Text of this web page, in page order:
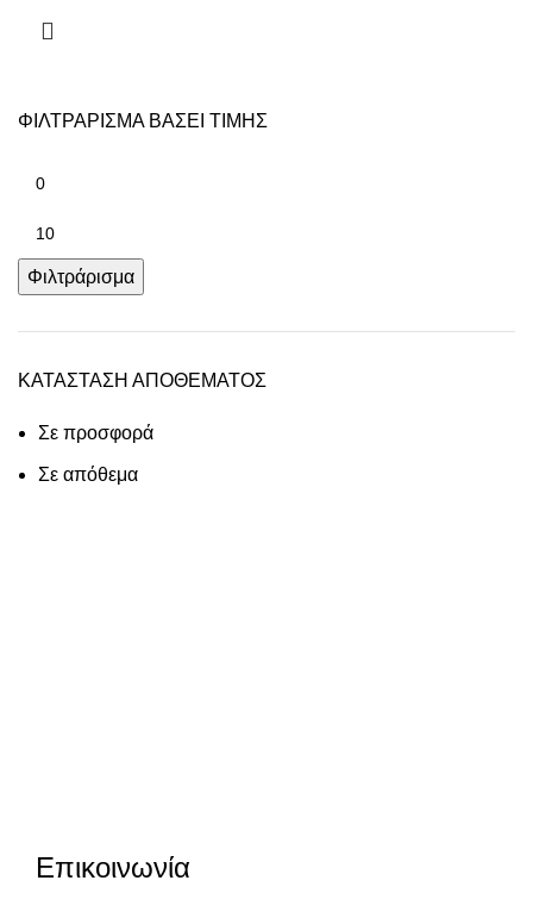
ΦΙΛΤΡΑΡΙΣΜΑ ΒΑΣΕΙ ΤΙΜΗΣ
Φιλτράρισμα
ΚΑΤΑΣΤΑΣΗ ΑΠΟΘΕΜΑΤΟΣ
Σε προσφορά
Σε απόθεμα
Επικοινωνία